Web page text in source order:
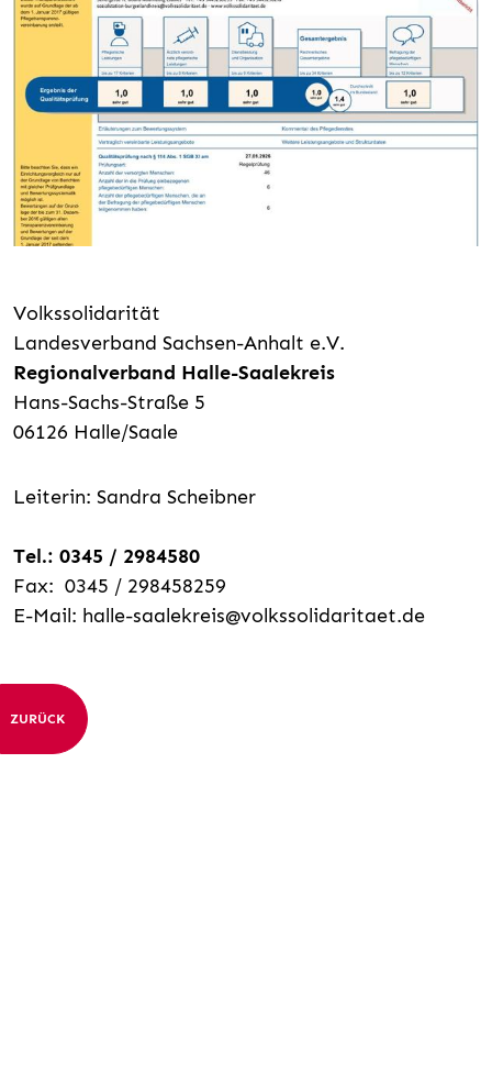
Volkssolidarität
Landesverband Sachsen-Anhalt e.V.
Regionalverband Halle-Saalekreis
Hans-Sachs-Straße 5
06126 Halle/Saale
Leiterin: Sandra Scheibner
Tel.: 0345 / 2984580
Fax: 0345 / 298458259
E-Mail: halle-saalekreis@volkssolidaritaet.de
ZURÜCK